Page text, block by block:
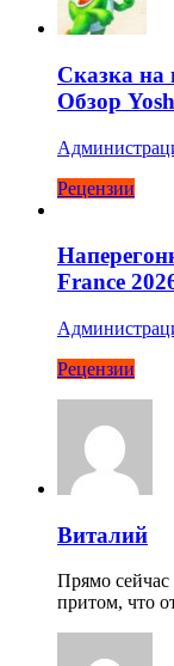
Сказка на
Обзор
Рецензии
France
Рецензии
Виталий
Прямо
притом, что